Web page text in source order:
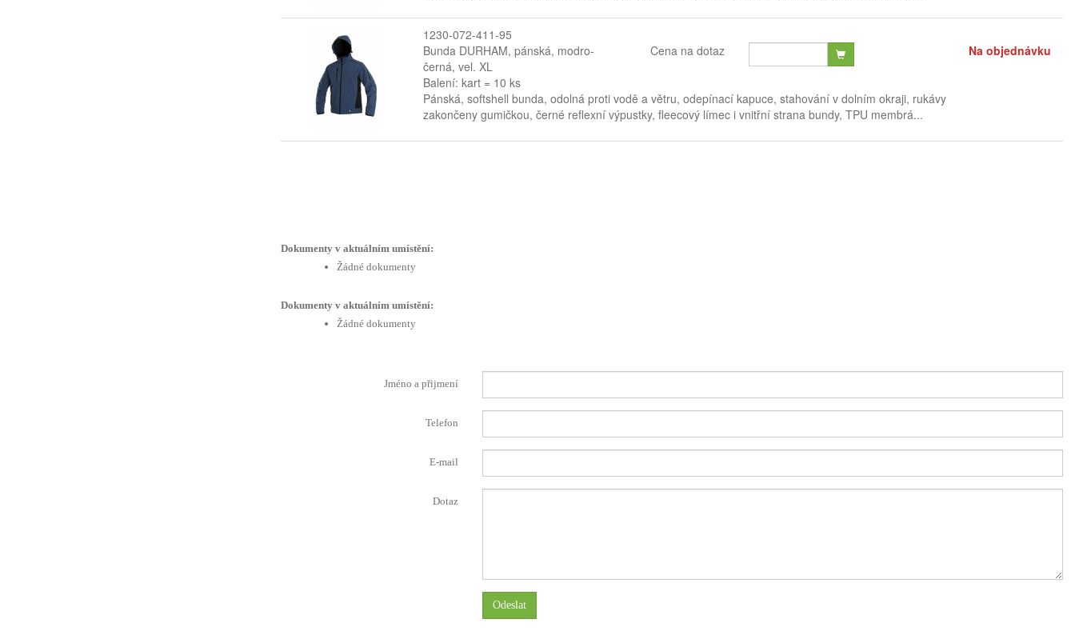
1230-072-411-95
Bunda DURHAM, pánská, modro-
černá, vel. XL
Balení: kart = 10 ks
Cena na dotaz Na objednávku
Pánská, softshell bunda, odolná proti vodě a větru, odepínací kapuce, stahování v dolním okraji, rukávy
zakončeny gumičkou, černé reflexní výpustky, fleecový límec i vnitřní strana bundy, TPU membrá...
Dokumenty v aktuálním umístění:
Žádné dokumenty
Dokumenty v aktuálním umístění:
Žádné dokumenty
Jméno a přijmení
Telefon
E-mail
Dotaz
Odeslat